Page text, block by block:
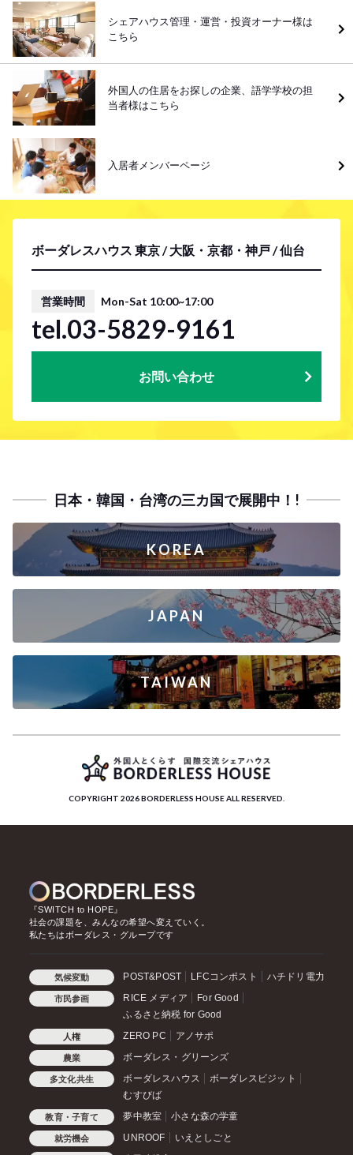
ボーダレスハウス 東京 / 大阪・京都・神戸 / 仙台
営業時間 Mon-Sat 10:00~17:00
tel.03-5829-9161
お問い合わせ
シェアハウス管理・運営・投資オーナー様は
こちら
外国人の住居をお探しの企業、語学学校の担
当者様はこちら
入居者メンバーページ
日本・韓国・台湾の三カ国で展開中！!
KOREA
JAPAN
TAIWAN
COPYRIGHT 2026 BORDERLESS HOUSE ALL RESERVED.
『SWITCH to HOPE』
社会の課題を、みんなの希望へ変えていく。
私たちはボーダレス・グループです
気候変動 POST&POST LFCコンポスト ハチドリ電力
市民参画 RICE メディア
For Good
ふるさと納税 for Good
人権 ZERO PC アノサポ
農業 ボーダレス・グリーンズ
多文化共生 ボーダレスハウス
ボーダレスビジット
むすびば
教育・子育て 夢中教室 小さな森の学童
就労機会 UNROOF
いえとしごと